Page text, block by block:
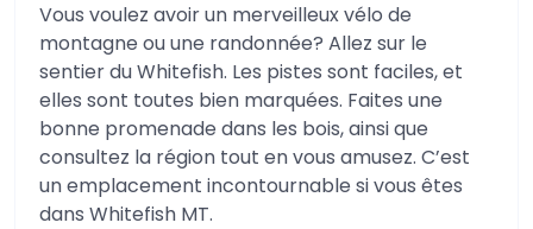
Vous voulez avoir un merveilleux vélo de
montagne ou une randonnée? Allez sur le
sentier du Whitefish. Les pistes sont faciles, et
elles sont toutes bien marquées. Faites une
bonne promenade dans les bois, ainsi que
consultez la région tout en vous amusez. C’est
un emplacement incontournable si vous êtes
dans Whitefish MT.